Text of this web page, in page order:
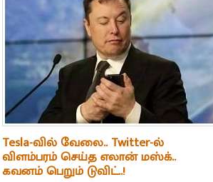
Tesla-வில் வேலை.. Twitter-ல்
விளம்பரம் செய்த எலான் மஸ்க்..
கவனம் பெறும் டுவிட்..!